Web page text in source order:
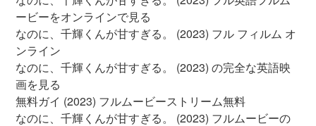
ービーをオンラインで見る
なのに、千輝くんが甘すぎる。 (2023) フル フィルム オ
ンライン
なのに、千輝くんが甘すぎる。 (2023) の完全な英語映
画を見る
無料ガイ (2023) フルムービーストリーム無料
なのに、千輝くんが甘すぎる。 (2023) フルムービーの